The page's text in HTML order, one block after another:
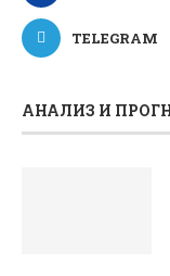
TELEGRAM
АНАЛИЗ И